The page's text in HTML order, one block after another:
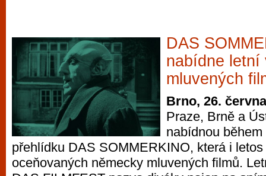
DAS
nabídne letní
mluvených
Brno, 26.
Praze, Brně a
nabídnou
přehlídku DAS SOMMERKINO, která i
oceňovaných německy mluvených filmů.